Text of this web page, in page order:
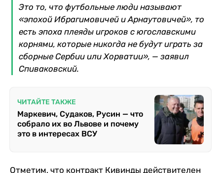
Это то, что футбольные люди называют
«эпохой Ибрагимовичей и Арнаутовичей», то
есть эпоха плеяды игроков с югославскими
корнями, которые никогда не будут играть за
сборные Сербии или Хорватии», — заявил
Спиваковский.
ЧИТАЙТЕ ТАКЖЕ
Маркевич, Судаков, Русин — что
собрало их во Львове и почему
это в интересах ВСУ
Отметим, что контракт Кивинды действителен